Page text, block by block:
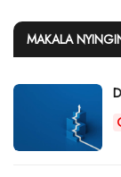
MAKALA